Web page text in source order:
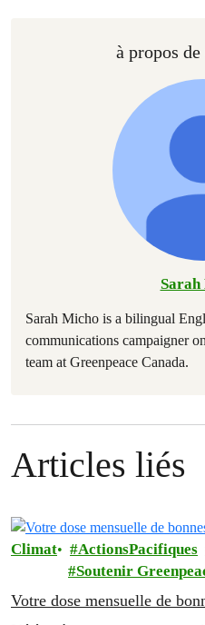
à propos de
Sarah Micho is a bilingual
communications campaigner
team at Greenpeace Canada.
Articles liés
Climat ActionsPacifiques
Soutenir
Votre dose mensuelle de